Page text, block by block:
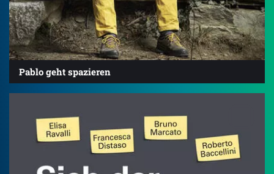
Pablo geht spazieren